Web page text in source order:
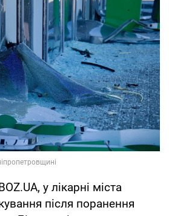
у лікарні міста
після поранення